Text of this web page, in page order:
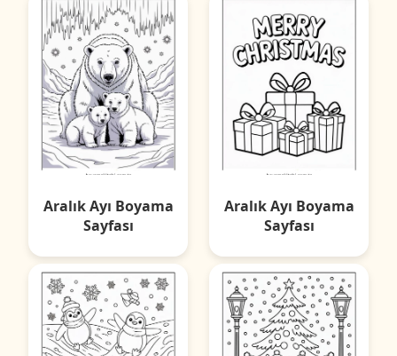
Aralık Ayı Boyama
Sayfası
Aralık Ayı Boyama
Sayfası